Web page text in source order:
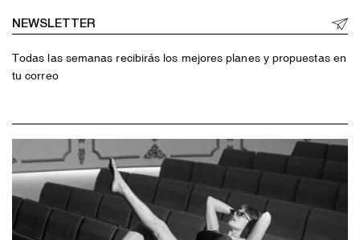
NEWSLETTER
Todas las semanas recibirás los mejores planes y propuestas en
tu correo